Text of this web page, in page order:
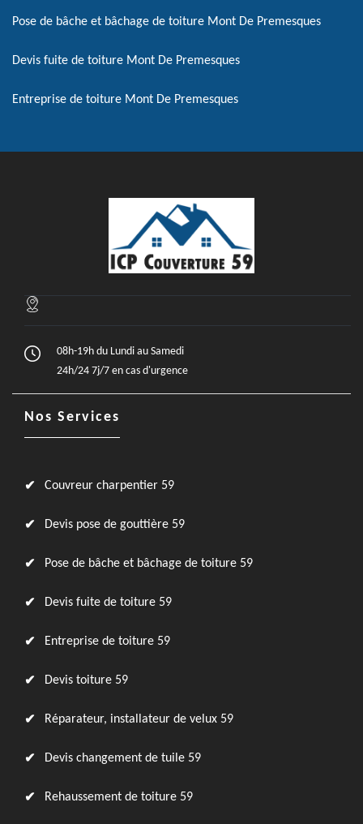
Pose de bâche et bâchage de toiture Mont De Premesques
Devis fuite de toiture Mont De Premesques
Entreprise de toiture Mont De Premesques
08h-19h du Lundi au Samedi
24h/24 7j/7 en cas d'urgence
Nos Services
Couvreur charpentier 59
Devis pose de gouttière 59
Pose de bâche et bâchage de toiture 59
Devis fuite de toiture 59
Entreprise de toiture 59
Devis toiture 59
Réparateur, installateur de velux 59
Devis changement de tuile 59
Rehaussement de toiture 59